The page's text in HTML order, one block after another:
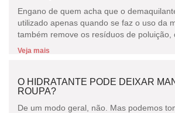
Engano de quem acha que o
utilizado apenas quando se faz o uso da
também remove os resíduos de poluição,
Veja mais
O HIDRATANTE PODE DEIXAR
ROUPA?
De um modo geral, não. Mas podemos